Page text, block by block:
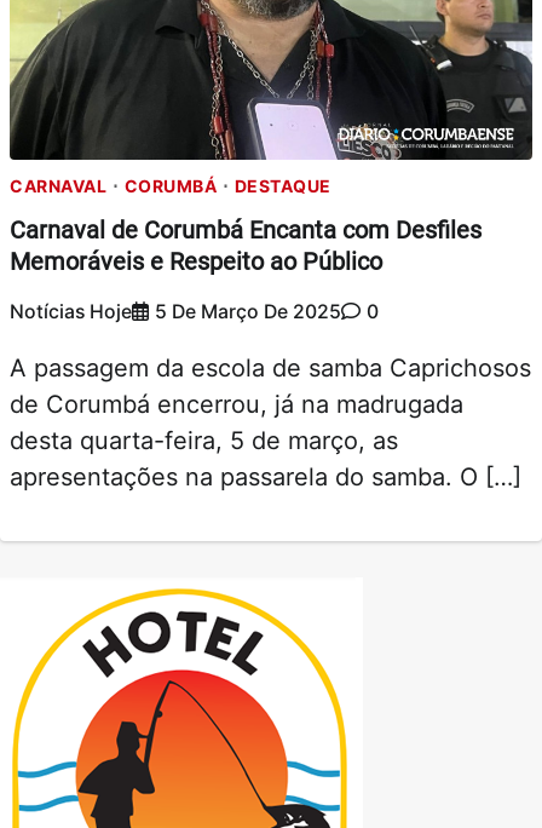
CARNAVAL CORUMBÁ DESTAQUE
Carnaval de Corumbá Encanta com Desfiles
Memoráveis e Respeito ao Público
Notícias Hoje 5 De Março De 2025 0
A passagem da escola de samba Caprichosos
de Corumbá encerrou, já na madrugada
desta quarta-feira, 5 de março, as
apresentações na passarela do samba. O […]